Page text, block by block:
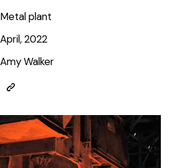
Metal plant
April, 2022
Amy Walker